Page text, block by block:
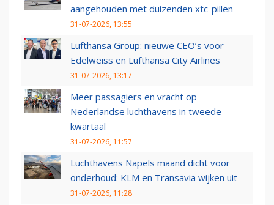
aangehouden met duizenden xtc-pillen
31-07-2026, 13:55
Lufthansa Group: nieuwe CEO’s voor
Edelweiss en Lufthansa City Airlines
31-07-2026, 13:17
Meer passagiers en vracht op
Nederlandse luchthavens in tweede
kwartaal
31-07-2026, 11:57
Luchthavens Napels maand dicht voor
onderhoud: KLM en Transavia wijken uit
31-07-2026, 11:28